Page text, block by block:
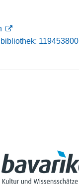
119453800